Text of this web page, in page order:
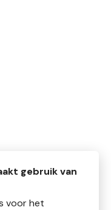
gebruik van
voor het